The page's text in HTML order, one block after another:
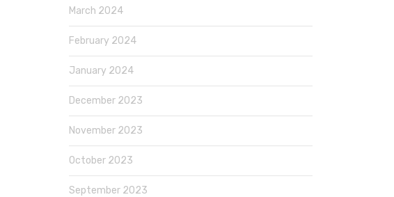
March 2024
February 2024
January 2024
December 2023
November 2023
October 2023
September 2023